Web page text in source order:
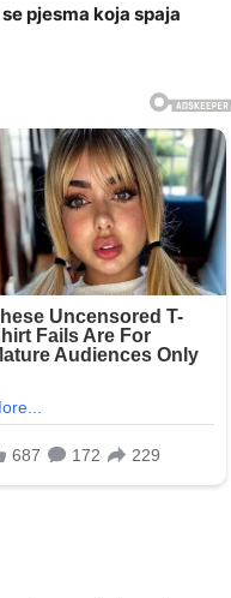
pjesma koja spaja